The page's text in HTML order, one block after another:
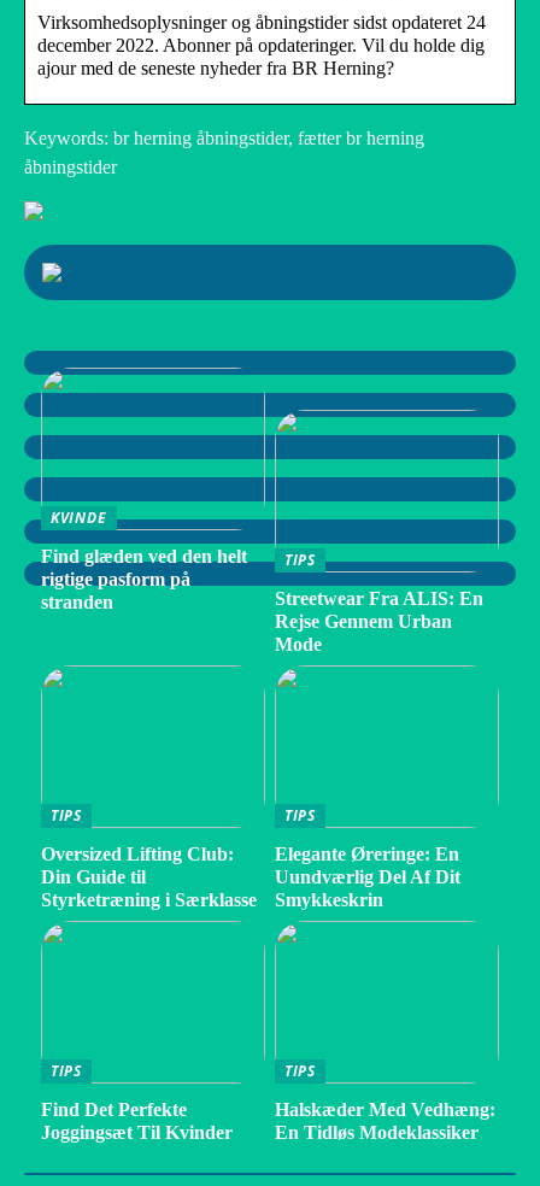
Virksomhedsoplysninger og åbningstider sidst opdateret 24
december 2022. Abonner på opdateringer. Vil du holde dig
ajour med de seneste nyheder fra BR Herning?
Keywords: br herning åbningstider, fætter br herning
åbningstider
KVINDE
Find glæden ved den helt
rigtige pasform på
stranden
TIPS
Streetwear Fra ALIS: En
Rejse Gennem Urban
Mode
TIPS
Oversized Lifting Club:
Din Guide til
Styrketræning i Særklasse
TIPS
Elegante Øreringe: En
Uundværlig Del Af Dit
Smykkeskrin
TIPS
Find Det Perfekte
Joggingsæt Til Kvinder
TIPS
Halskæder Med Vedhæng:
En Tidløs Modeklassiker